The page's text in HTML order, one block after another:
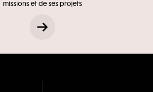
missions et de ses projets